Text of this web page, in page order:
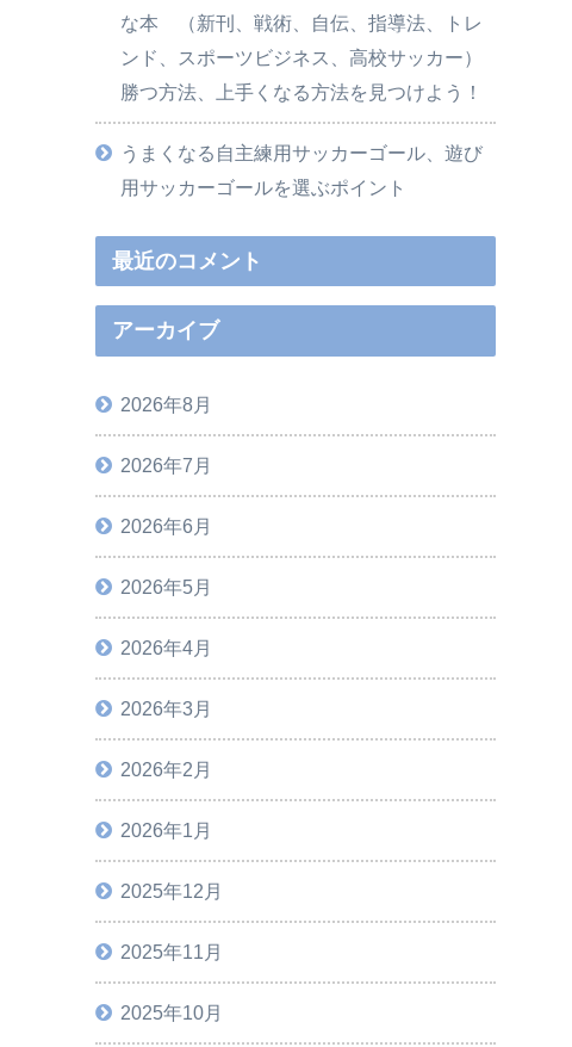
な本 （新刊、戦術、自伝、指導法、トレ
ンド、スポーツビジネス、高校サッカー）
勝つ方法、上手くなる方法を見つけよう！
うまくなる自主練用サッカーゴール、遊び
用サッカーゴールを選ぶポイント
最近のコメント
アーカイブ
2026年8月
2026年7月
2026年6月
2026年5月
2026年4月
2026年3月
2026年2月
2026年1月
2025年12月
2025年11月
2025年10月